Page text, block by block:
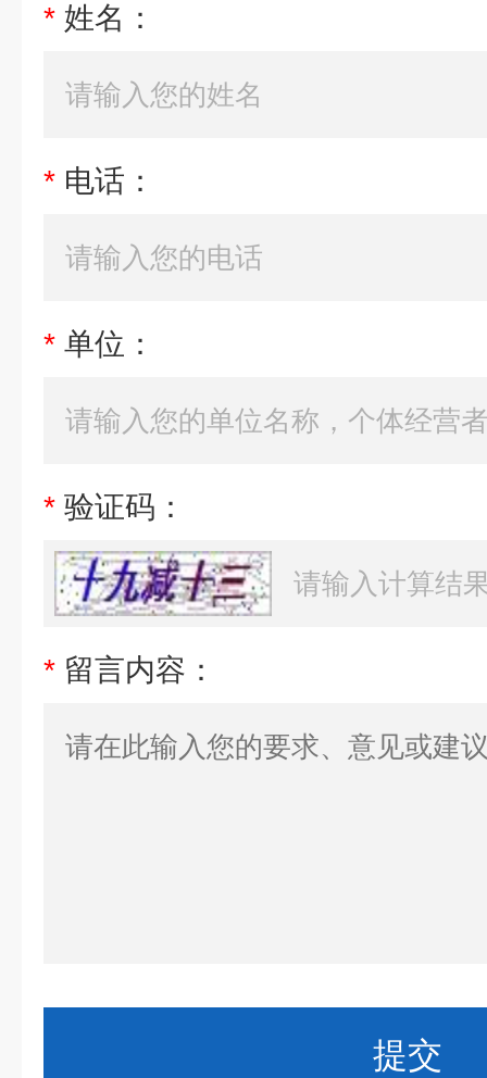
* 姓名：
* 电话：
* 单位：
* 验证码：
* 留言内容：